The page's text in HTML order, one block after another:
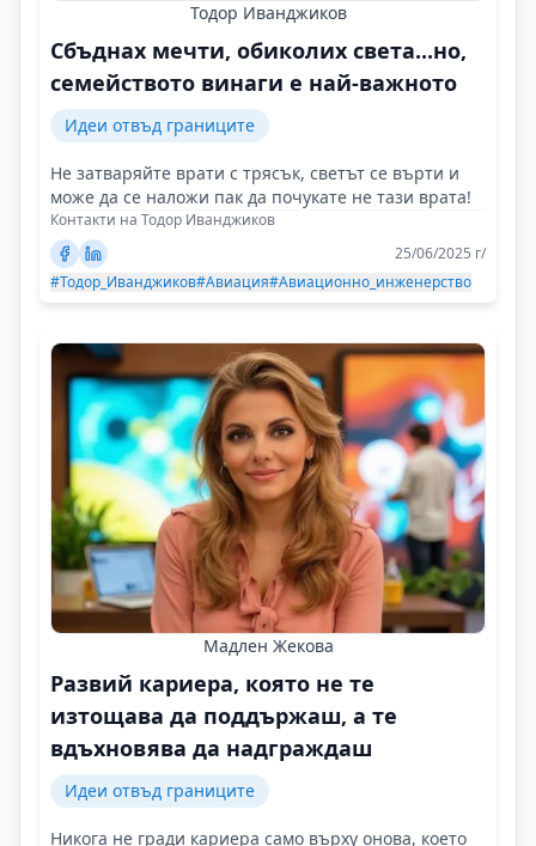
Тодор Иванджиков
Сбъднах мечти, обиколих света...но,
семейството винаги е най-важното
Идеи отвъд границите
Не затваряйте врати с трясък, светът се върти и
може да се наложи пак да почукате не тази врата!
Контакти на Тодор Иванджиков
25/06/2025 г/
#Тодор_Иванджиков#Авиация#Авиационно_инженерство
Мадлен Жекова
Развий кариера, която не те
изтощава да поддържаш, а те
вдъхновява да надграждаш
Идеи отвъд границите
Никога не гради кариера само върху онова, което